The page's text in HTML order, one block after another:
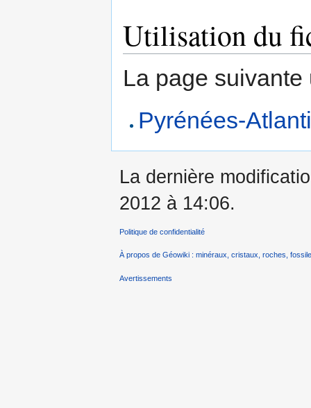
Utilisation du
La page
Pyrénées-
La dernière
2012 à 14:06.
Politique de confidentialité
À propos de Géowiki : minéraux, cristaux, roches,
Avertissements